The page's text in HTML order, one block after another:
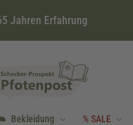
Jahren Erfahrung
Bekleidung % SALE